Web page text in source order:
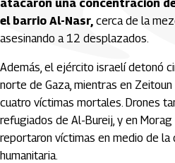
atacaron una concentración
el barrio Al-Nasr, cerca de la
asesinando a 12 desplazados.
Además, el ejército israelí detonó
norte de Gaza, mientras en
cuatro víctimas mortales. Drones
refugiados de Al-Bureij, y en
reportaron víctimas en medio de la
humanitaria.